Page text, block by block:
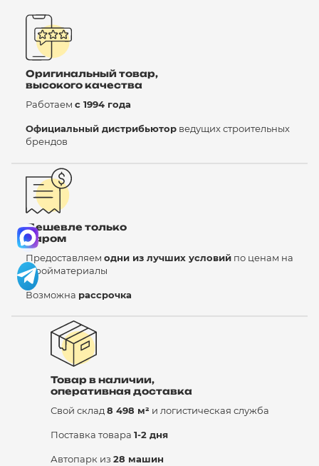
Оригинальный товар,
высокого качества
Работаем с 1994 года
Официальный дистрибьютор ведущих строительных
брендов
Дешевле только
даром
Предоставляем одни из лучших условий по ценам на
стройматериалы
Возможна рассрочка
Товар в наличии,
оперативная доставка
Свой склад8 498 м² и логистическая служба
Поставка товара 1-2 дня
Автопарк из 28 машин